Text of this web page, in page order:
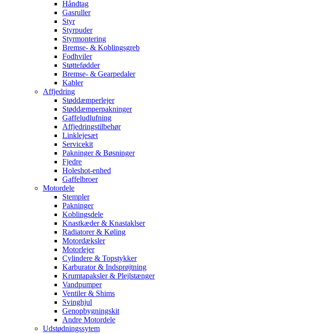
Håndtag
Gasruller
Styr
Styrpuder
Styrmontering
Bremse- & Koblingsgreb
Fodhviler
Støttefødder
Bremse- & Gearpedaler
Kabler
Affjedring
Støddæmperlejer
Støddæmperpakninger
Gaffeludlufning
Affjedringstilbehør
Linklejesæt
Servicekit
Pakninger & Bøsninger
Fjedre
Holeshot-enhed
Gaffelbroer
Motordele
Stempler
Pakninger
Koblingsdele
Knastkæder & Knastaklser
Radiatorer & Køling
Motordæksler
Motorlejer
Cylindere & Topstykker
Karburator & Indsprøjtning
Krumtapaksler & Plejlstænger
Vandpumper
Ventiler & Shims
Svinghjul
Genopbygningskit
Andre Motordele
Udstødningssytem